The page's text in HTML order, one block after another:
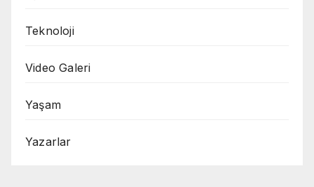
Teknoloji
Video Galeri
Yaşam
Yazarlar